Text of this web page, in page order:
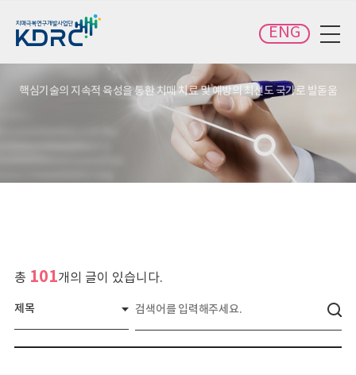
ENG
핵심기술의 지속적 육성을 통한 치매 치료 및 예방의 최선도 국가로 발돋움
총 101개의 글이 있습니다.